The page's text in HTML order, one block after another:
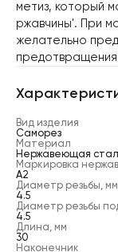
метиз, который
ржавчины'. При
желательно
Вид изделия
Саморез
Материал
Нержавеющая
Маркировка
А2
Диаметр резьбы, мм
4.5
Диаметр резьбы
4.5
Длина, мм
30
Наконечник